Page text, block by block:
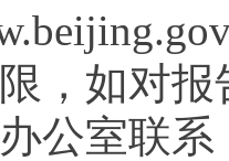
，如对
公室联